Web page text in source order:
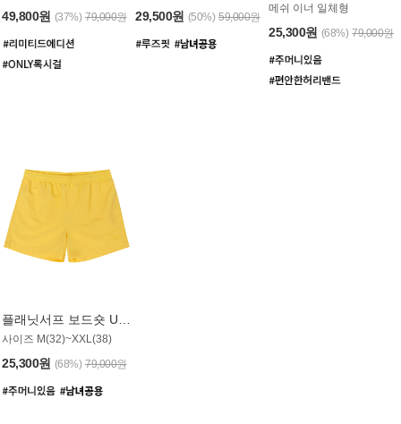
49,800원 (37%) 79,000원 29,500원 (50%) 59,000원
메쉬 이너 일체형
25,300원 (68%) 79,000원
플래닛서프 보드숏 UMB008YPS
사이즈 M(32)~XXL(38)
25,300원 (68%) 79,000원